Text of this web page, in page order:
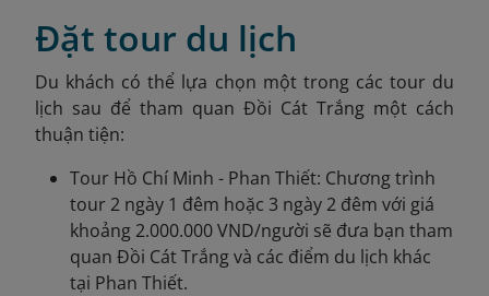
Đặt tour du lịch
Du khách có thể lựa chọn một trong các tour du
lịch sau để tham quan Đồi Cát Trắng một cách
thuận tiện:
Tour Hồ Chí Minh - Phan Thiết: Chương trình
tour 2 ngày 1 đêm hoặc 3 ngày 2 đêm với giá
khoảng 2.000.000 VND/người sẽ đưa bạn tham
quan Đồi Cát Trắng và các điểm du lịch khác
tại Phan Thiết.